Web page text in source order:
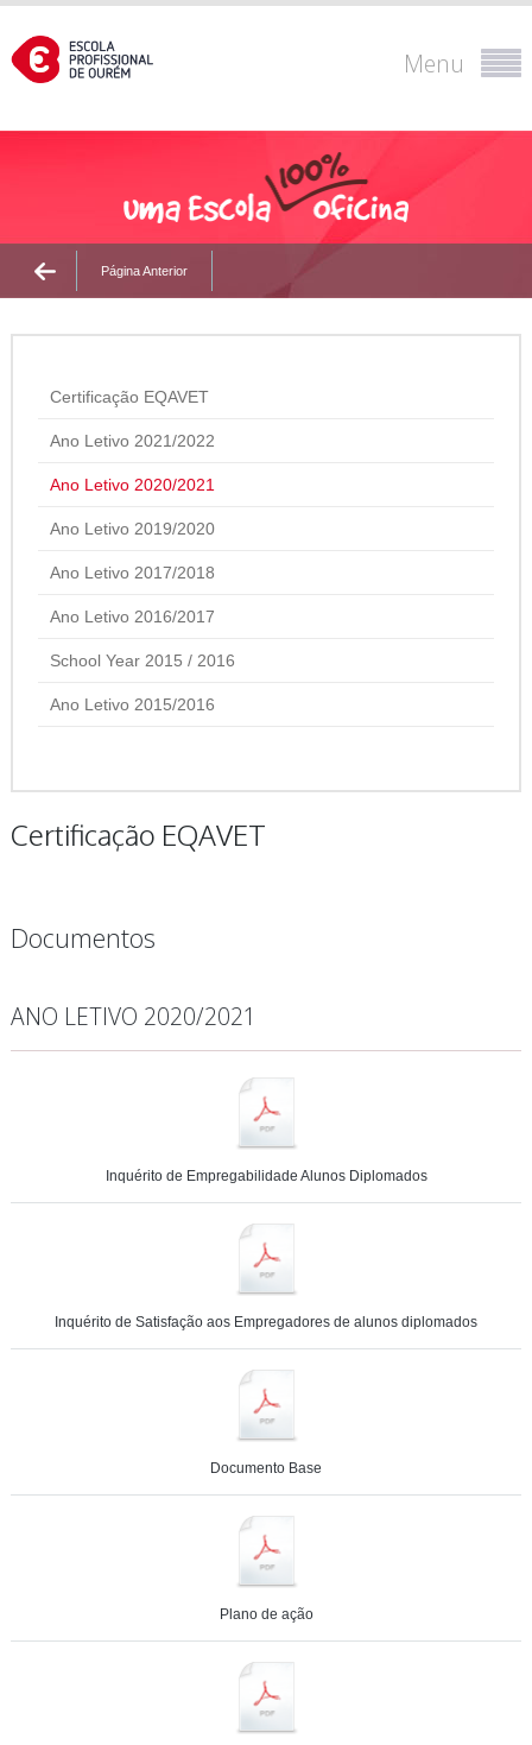
Menu
Página Anterior
Certificação EQAVET
Ano Letivo 2021/2022
Ano Letivo 2020/2021
Ano Letivo 2019/2020
Ano Letivo 2017/2018
Ano Letivo 2016/2017
School Year 2015 / 2016
Ano Letivo 2015/2016
Certificação EQAVET
Documentos
ANO LETIVO 2020/2021
Inquérito de Empregabilidade Alunos Diplomados
Inquérito de Satisfação aos Empregadores de alunos diplomados
Documento Base
Plano de ação